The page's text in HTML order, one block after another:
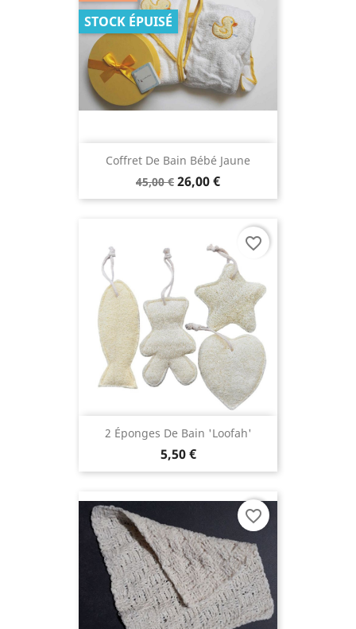
Coffret De Bain Bébé Jaune
45,00 € 26,00 €
STOCK ÉPUISÉ
2 Éponges De Bain 'Loofah'
5,50 €
favorite_border
favorite_border